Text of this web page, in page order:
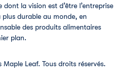
la vision est d’être l’entreprise
durable au monde, en
des produits alimentaires
plan.
Leaf. Tous droits réservés.